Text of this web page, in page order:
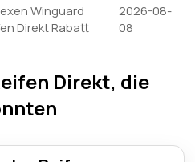
Winguard
Direkt Rabatt
2026-08-
08
Direkt, die